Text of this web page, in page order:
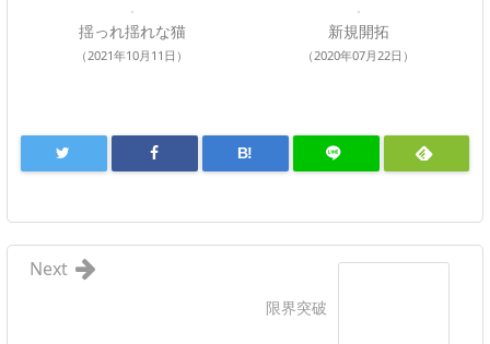
揺っれ揺れな猫
（2021年10月11日）
新規開拓
（2020年07月22日）
B!
限界突破
Next